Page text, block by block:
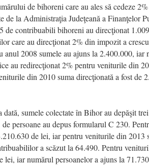
de bihoreni care au ales să cedeze
de la Administraţia Judeţeană a Finanţelor
de contribuabili bihoreni au direcţionat
care au direcţionat 2% din impozit a
anul 2008 sumele au ajuns la 2.400.000,
au redirecţionat 2% pentru veniturile din
din 2010 suma direcţionată a fost de
dată, sumele colectate în Bihor au depăşit
persoane au depus formularul C 230.
de lei, iar pentru veniturile din 2013
a scăzut la 64.490. Pentru
lei, iar numărul persoanelor a ajuns la